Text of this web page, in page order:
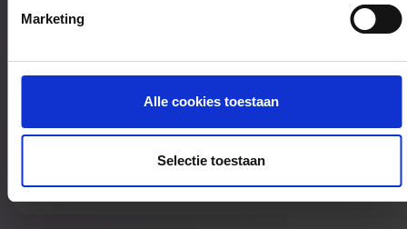
Marketing
Alle cookies toestaan
Selectie toestaan
Siebel Juweliers Eindhoven
5611AR Eindhoven
Siebel Juweliers Leiden
Haarlemmerstraat 128
2312GE Leiden